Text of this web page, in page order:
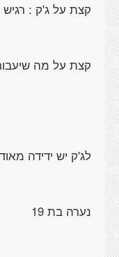
קצת על ג'ק : רגיש
קצת על מה
לג'ק יש ידידה
נערה בת 19